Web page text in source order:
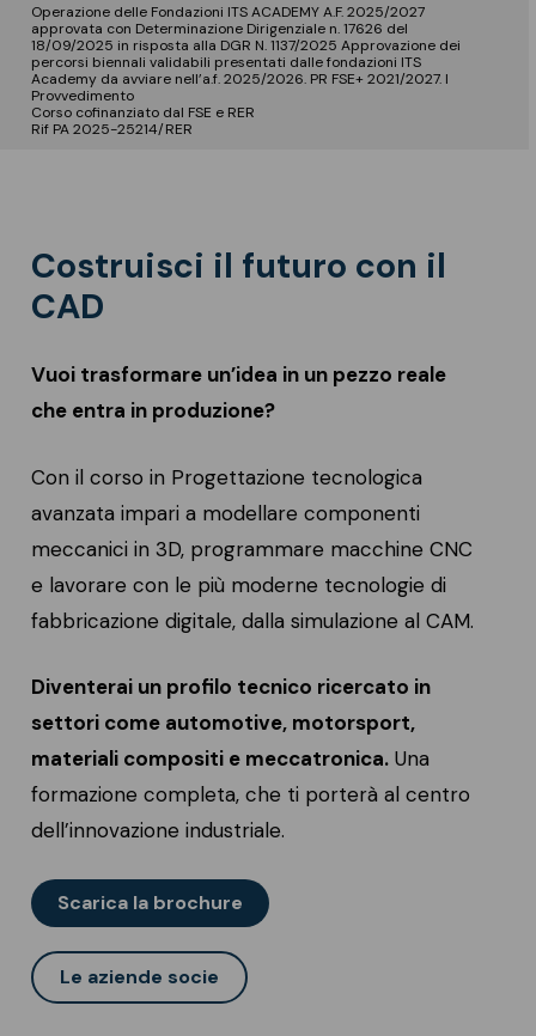
Operazione delle Fondazioni ITS ACADEMY A.F. 2025/2027
approvata con Determinazione Dirigenziale n. 17626 del
18/09/2025 in risposta alla DGR N. 1137/2025 Approvazione dei
percorsi biennali validabili presentati dalle fondazioni ITS
Academy da avviare nell’a.f. 2025/2026. PR FSE+ 2021/2027. I
Provvedimento
Corso cofinanziato dal FSE e RER
Rif PA 2025-25214/RER
Costruisci il futuro con il
CAD
Vuoi trasformare un’idea in un pezzo reale
che entra in produzione?
Con il corso in Progettazione tecnologica
avanzata impari a modellare componenti
meccanici in 3D, programmare macchine CNC
e lavorare con le più moderne tecnologie di
fabbricazione digitale, dalla simulazione al CAM.
Diventerai un profilo tecnico ricercato in
settori come automotive, motorsport,
materiali compositi e meccatronica. Una
formazione completa, che ti porterà al centro
dell’innovazione industriale.
Scarica la brochure
Le aziende socie